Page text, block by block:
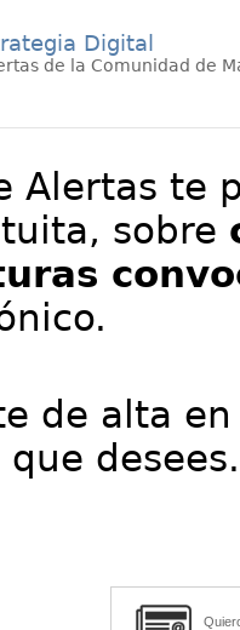
Digital
de la Comunidad de
Alertas te
sobre
de alta
desees.